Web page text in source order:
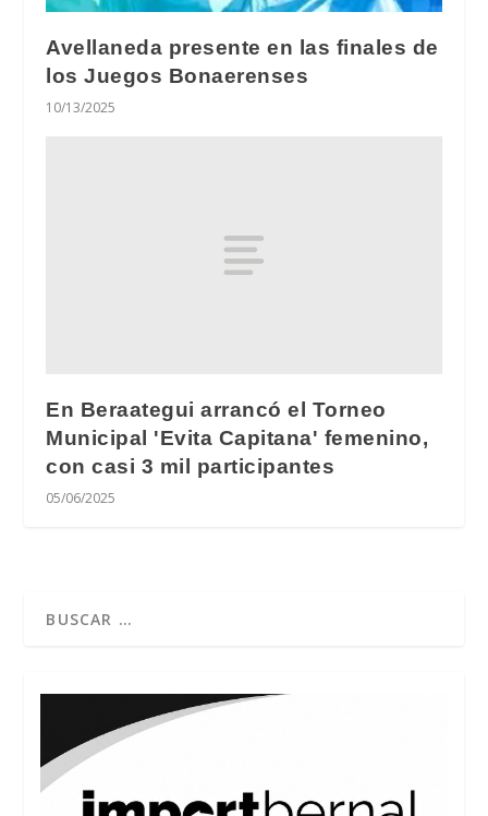
Avellaneda presente en las finales de
los Juegos Bonaerenses
10/13/2025
En Beraategui arrancó el Torneo
Municipal 'Evita Capitana' femenino,
con casi 3 mil participantes
05/06/2025